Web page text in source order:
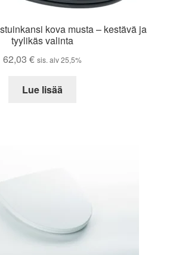
kova musta – kestävä ja
tyylikäs valinta
62,03 € sis. alv 25,5%
Lue lisää